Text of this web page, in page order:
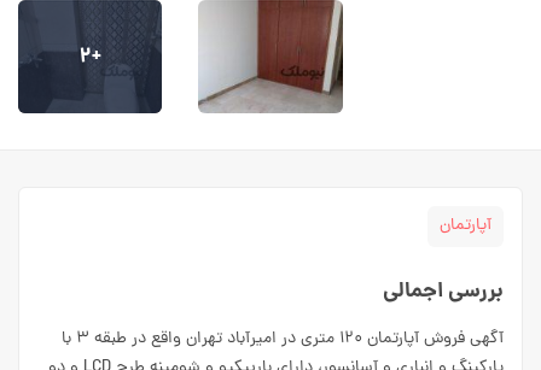
+۲
آپارتمان
بررسی اجمالی
آگهی فروش آپارتمان ۱۲۰ متری در امیرآباد تهران واقع در طبقه 3 با